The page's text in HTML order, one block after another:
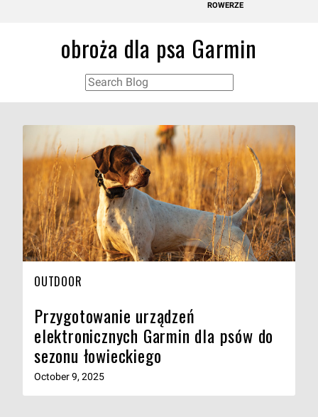
ROWERZE
obroża dla psa Garmin
OUTDOOR
Przygotowanie urządzeń
elektronicznych Garmin dla psów do
sezonu łowieckiego
October 9, 2025